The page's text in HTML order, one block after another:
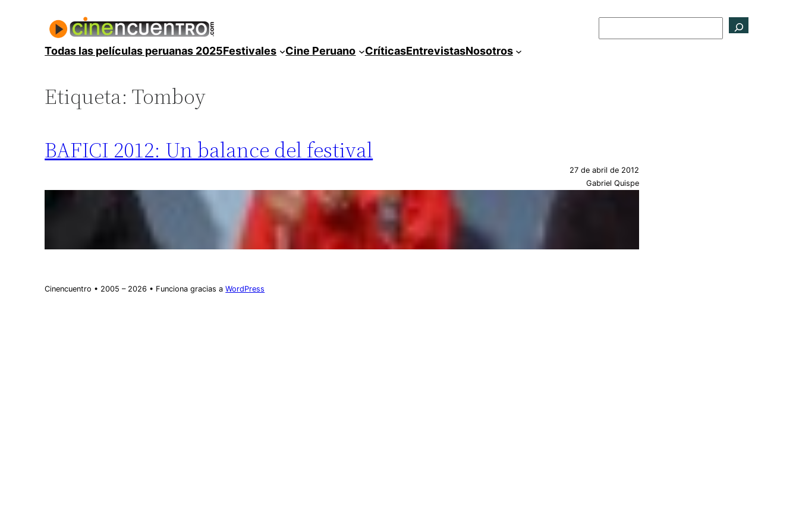
contenidoTodas las películas peruanas 2025Festivales Cine Peruano CríticasEntrevistasNosotros
Etiqueta:Tomboy
BAFICI 2012: Un balance del festival
27 de abril de 2012
Gabriel Quispe
Cinencuentro • 2005 – 2026 • Funciona gracias aWordPress